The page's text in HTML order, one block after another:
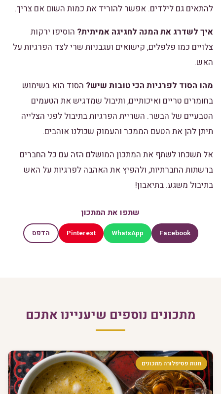
להתאים גם לילדים. אפשר להוריד את כמות השום אם צריך.
איך לשדרג את המנה לחגיגה אמיתית? הוסיפו ירקות
צלויים כמו פלפלים, קישואים ועגבניות שרי לצד הפרגיות על
האש.
מהו הסוד לפרגיות הכי טובות שיש? הסוד הוא בשימוש
בחומרים טריים ואיכותיים, ותיבול שמדגיש את הטעמים
הטבעיים של הבשר. השריית הפרגיות בתיבול לפני הצלייה
תיתן להן את הטעם הממכר והעמוק שכולנו אוהבים.
אל תשכחו לשתף את המתכון המושלם הזה עם כל החברים
ברשתות החברתיות, ולהפיץ את האהבה לפרגיות על האש
בתיבול משגע. בתיאבון!
שתפו את המתכון
Facebook
WhatsApp
Pinterest הדפס
מתכונים נוספים שיעניינו אתכם
חנות פסיפלורה מתכונים